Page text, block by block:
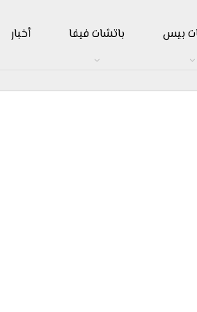
بيس باتشات فيفا أخبار